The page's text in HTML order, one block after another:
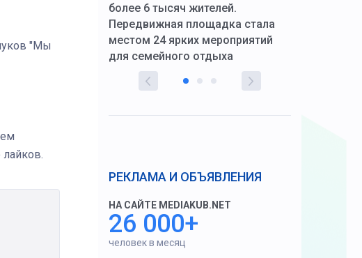
"Мы
возвращения со
детскую
более 6 тысяч жителей.
Передвижная площадка стала
местом 24 ярких мероприятий
для семейного отдыха
РЕКЛАМА И ОБЪЯВЛЕНИЯ
НА САЙТЕ MEDIAKUB.NET
26 000+
человек в месяц